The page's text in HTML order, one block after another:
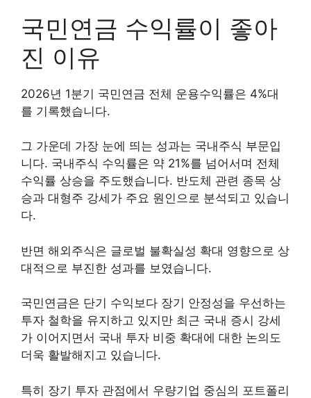
국민연금 수익률이 좋아
진 이유
2026년 1분기 국민연금 전체 운용수익률은 4%대
를 기록했습니다.
그 가운데 가장 눈에 띄는 성과는 국내주식 부문입
니다. 국내주식 수익률은 약 21%를 넘어서며 전체
수익률 상승을 주도했습니다. 반도체 관련 종목 상
승과 대형주 강세가 주요 원인으로 분석되고 있습니
다.
반면 해외주식은 글로벌 불확실성 확대 영향으로 상
대적으로 부진한 성과를 보였습니다.
국민연금은 단기 수익보다 장기 안정성을 우선하는
투자 철학을 유지하고 있지만 최근 국내 증시 강세
가 이어지면서 국내 투자 비중 확대에 대한 논의도
더욱 활발해지고 있습니다.
특히 장기 투자 관점에서 우량기업 중심의 포트폴리